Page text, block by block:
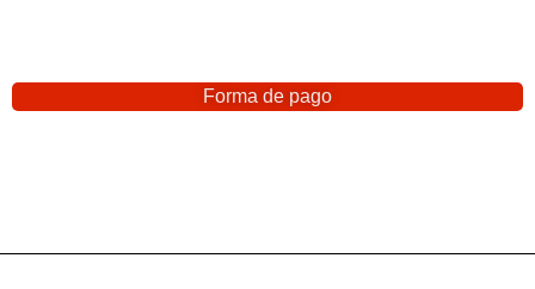
Forma de pago